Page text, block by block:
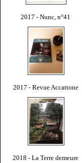
2017 - Nunc, n°41
2017 - Revue Accattone
2018 - La Terre demeure